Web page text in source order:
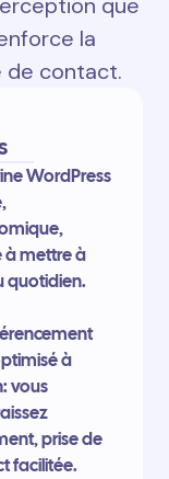
la
de contact.
WordPress
à mettre à
quotidien.
à
vous
prise de
facilitée.